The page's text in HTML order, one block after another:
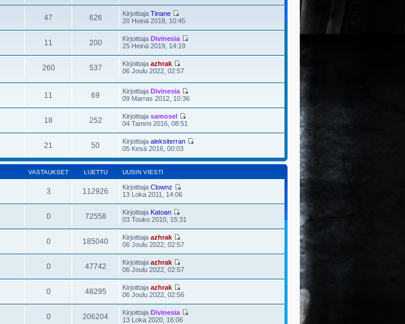
47 626 Kirjoittaja Tinane
20 Heinä 2018, 10:45
11 200 Kirjoittaja Divinesia
25 Heinä 2019, 14:19
260 537 Kirjoittaja azhrak
06 Joulu 2022, 02:57
11 69 Kirjoittaja Divinesia
09 Marras 2012, 10:36
18 252 Kirjoittaja samosel
04 Tammi 2016, 08:51
21 50 Kirjoittaja aleksiterran
05 Kesä 2016, 00:03
VASTAUKSET LUETTU UUSIN VIESTI
3 112926 Kirjoittaja Clownz
13 Loka 2011, 14:06
0 72558 Kirjoittaja Katoan
03 Touko 2010, 15:31
0 185040 Kirjoittaja azhrak
06 Joulu 2022, 02:57
0 47742 Kirjoittaja azhrak
06 Joulu 2022, 02:57
0 48295 Kirjoittaja azhrak
06 Joulu 2022, 02:56
0 206204 Kirjoittaja Divinesia
13 Loka 2020, 16:06